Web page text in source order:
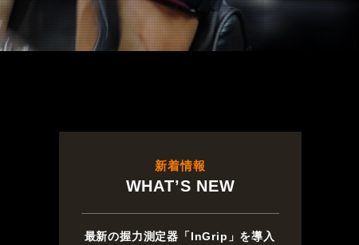
新着情報
WHAT’S NEW
最新の握力測定器「InGrip」を導入